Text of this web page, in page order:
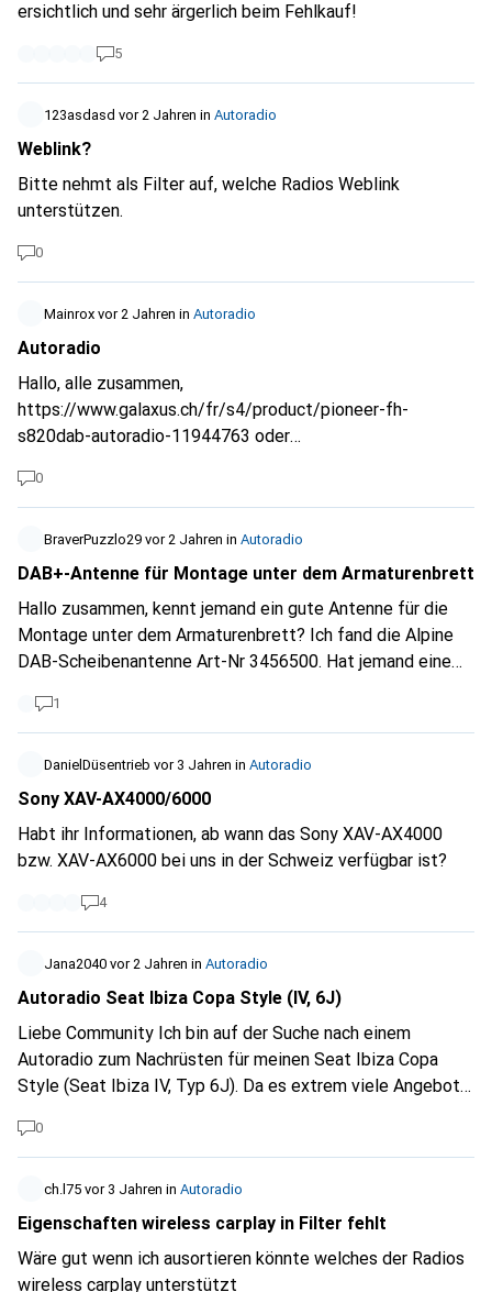
ersichtlich und sehr ärgerlich beim Fehlkauf!
5
123asdasd vor 2 Jahren in Autoradio
Weblink?
Bitte nehmt als Filter auf, welche Radios Weblink
unterstützen.
0
Mainrox vor 2 Jahren in Autoradio
Autoradio
Hallo, alle zusammen,
https://www.galaxus.ch/fr/s4/product/pioneer-fh-
s820dab-autoradio-11944763 oder
a240dab-mirrorlink-autoradio-15883354
bessere Klangqualität? Vielen Dank im Voraus
0
BraverPuzzlo29 vor 2 Jahren in Autoradio
DAB+-Antenne für Montage unter dem Armaturenbrett
Hallo zusammen, kennt jemand ein gute Antenne für die
Montage unter dem Armaturenbrett? Ich fand die Alpine
DAB-Scheibenantenne Art-Nr 3456500. Hat jemand eine
kann auch die Blaupunkt DAB+ Antenne Aktiv Art-Nr.
20761109 unter dem Armaturenbrett verbaut werden? Das
Autoradio ist ein Blaupunkt Frankfurt (mit 12V-
Phantomspeisung). Danke für euren Support.
1
DanielDüsentrieb vor 3 Jahren in Autoradio
Sony XAV-AX4000/6000
Habt ihr Informationen, ab wann das Sony XAV-AX4000
bzw. XAV-AX6000 bei uns in der Schweiz verfügbar ist?
4
Jana2040 vor 2 Jahren in Autoradio
Autoradio Seat Ibiza Copa Style (IV, 6J)
Liebe Community Ich bin auf der Suche nach einem
Autoradio zum Nachrüsten für meinen Seat Ibiza Copa
Style (Seat Ibiza IV, Typ 6J). Da es extrem viele Angebote
froh um einen Ratschlag. Ich würde das Radio gerne mit
Apple und Android Handys verbinden können (v.a. für die
Navigation via Google Maps) und möchte dab+ empfangen.
Alles in allem brauche ich kein Luxusobjekt, etwas in der
froh und dankbar um jede Hilfe :)
0
ch.l75 vor 3 Jahren in Autoradio
Eigenschaften wireless carplay in Filter fehlt
Wäre gut wenn ich ausortieren könnte welches der Radios
wireless carplay unterstützt